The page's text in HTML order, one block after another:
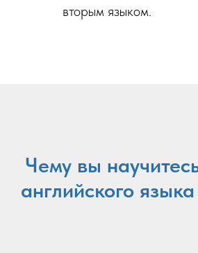
вторым языком.
Чему вы
английского